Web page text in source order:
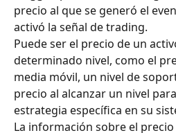
precio al que se generó el
activó la señal de trading.
Puede ser el precio de un
determinado nivel, como el
media móvil, un nivel de
precio al alcanzar un nivel
estrategia específica en su
La información sobre el